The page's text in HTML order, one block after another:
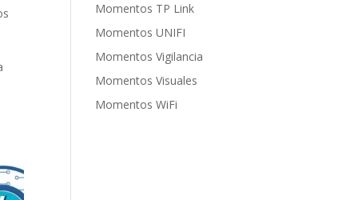
Momentos TP Link
Momentos UNIFI
Momentos Vigilancia
Momentos Visuales
Momentos WiFi